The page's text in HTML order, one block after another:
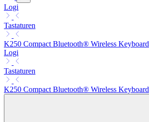
Logi
Tastaturen
K250 Compact Bluetooth® Wireless Keyboard
Logi
Tastaturen
K250 Compact Bluetooth® Wireless Keyboard